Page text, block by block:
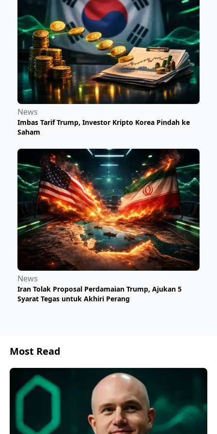
News
Imbas Tarif Trump, Investor Kripto Korea Pindah ke
Saham
News
​Iran Tolak Proposal Perdamaian Trump, Ajukan 5
Syarat Tegas untuk Akhiri Perang
Most Read